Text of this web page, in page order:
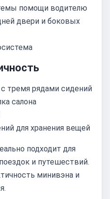
помощи водителю
двери и боковых
тремя рядами сидений
салона
для хранения вещей
подходит для
и путешествий.
минивэна и